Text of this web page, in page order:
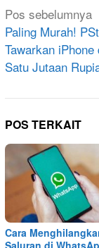
Navigasi
pos
Pos sebelumnya
Paling Murah!
Tawarkan
Satu Jutaan
POS TERKAIT
Cara